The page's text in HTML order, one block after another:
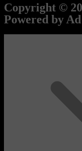
Copyright ©
Powered by